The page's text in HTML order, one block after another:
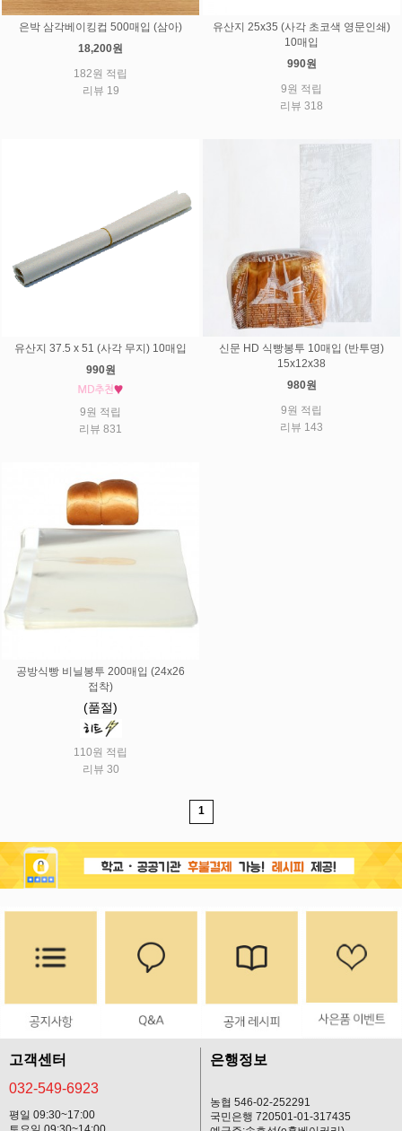
은박 삼각베이킹컵 500매입 (삼아)
18,200원
182원 적립
리뷰 19
유산지 25x35 (사각 초코색 영문인쇄)
10매입
990원
9원 적립
리뷰 318
유산지 37.5 x 51 (사각 무지) 10매입
990원
9원 적립
리뷰 831
신문 HD 식빵봉투 10매입 (반투명)
15x12x38
980원
9원 적립
리뷰 143
공방식빵 비닐봉투 200매입 (24x26
접착)
(품절)
110원 적립
리뷰 30
1
고객센터
032-549-6923
평일 09:30~17:00
은행정보
농협 546-02-252291
국민은행 720501-01-317435